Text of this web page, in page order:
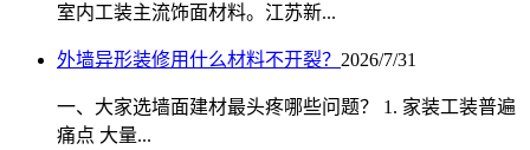
室内工装主流饰面材料。江苏新...
外墙异形装修用什么材料不开裂？ 2026/7/31
一、大家选墙面建材最头疼哪些问题？ 1. 家装工装普遍
痛点 大量...